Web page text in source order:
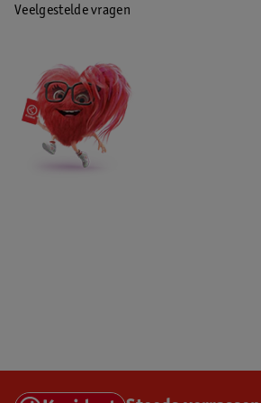
Veelgestelde vragen